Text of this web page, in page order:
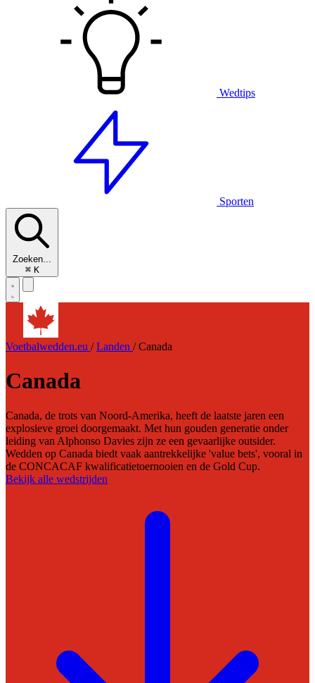
Wedtips
Sporten
Zoeken...
⌘ K
Voetbalwedden.eu / Landen / Canada
Canada
Canada, de trots van Noord-Amerika, heeft de laatste jaren een
explosieve groei doorgemaakt. Met hun gouden generatie onder
leiding van Alphonso Davies zijn ze een gevaarlijke outsider.
Wedden op Canada biedt vaak aantrekkelijke 'value bets', vooral in
de CONCACAF kwalificatietoernooien en de Gold Cup.
Bekijk alle wedstrijden